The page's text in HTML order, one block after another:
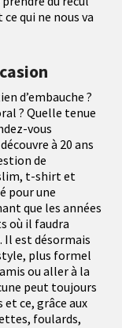
qui ne nous va
d’embauche ?
? Quelle tenue
vous
à 20 ans
de
t-shirt et
pour une
que les années
où il faudra
est désormais
plus formel
ou aller à la
peut toujours
ce, grâce aux
foulards,